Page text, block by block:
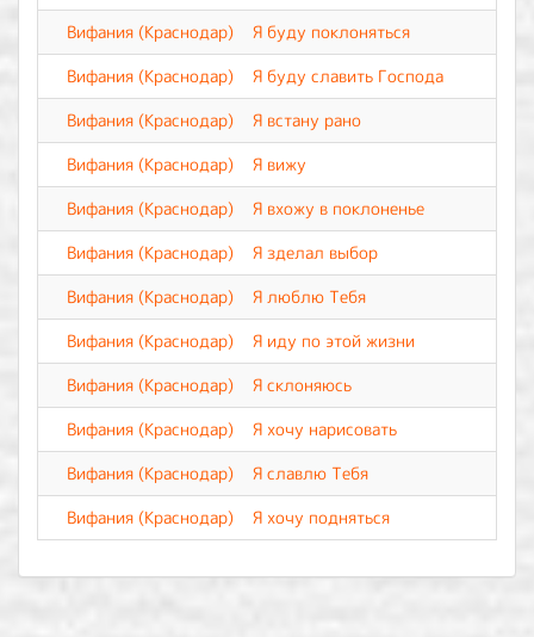
Вифания (Краснодар)
Я буду поклоняться
Вифания (Краснодар)
Я буду славить Господа
Вифания (Краснодар)
Я встану рано
Вифания (Краснодар)
Я вижу
Вифания (Краснодар)
Я вхожу в поклоненье
Вифания (Краснодар)
Я зделал выбор
Вифания (Краснодар)
Я люблю Тебя
Вифания (Краснодар)
Я иду по этой жизни
Вифания (Краснодар)
Я склоняюсь
Вифания (Краснодар)
Я хочу нарисовать
Вифания (Краснодар)
Я славлю Тебя
Вифания (Краснодар)
Я хочу подняться